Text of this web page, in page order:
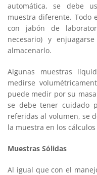
automática, se debe
muestra diferente. Todo
con jabón de
necesario) y
almacenarlo.
Algunas muestras
medirse
puede medir por su
se debe tener cuidado
referidas al volumen, se
la muestra en los
Muestras Sólidas
Al igual que con el